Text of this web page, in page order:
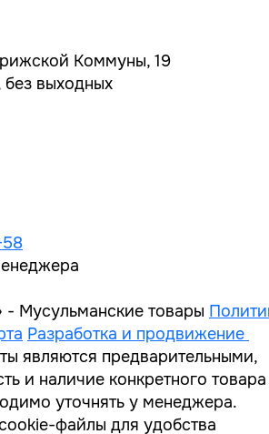
Коммуны, 19
выходных
58
Мусульманские товары
Разработка и продвижение
являются предварительными,
и наличие конкретного товара
уточнять у менеджера.
файлы для удобства